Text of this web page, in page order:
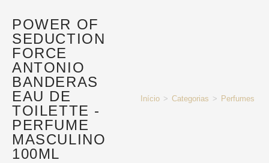
POWER OF
SEDUCTION
FORCE
ANTONIO
BANDERAS
EAU DE
TOILETTE -
PERFUME
MASCULINO
100ML
Início > Categorias > Perfumes e